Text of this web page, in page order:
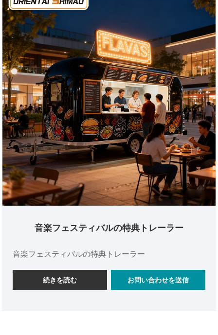
音楽フェスティバルの特典トレーラー
音楽フェスティバルの特典トレーラー
続きを読む お問い合わせを送信